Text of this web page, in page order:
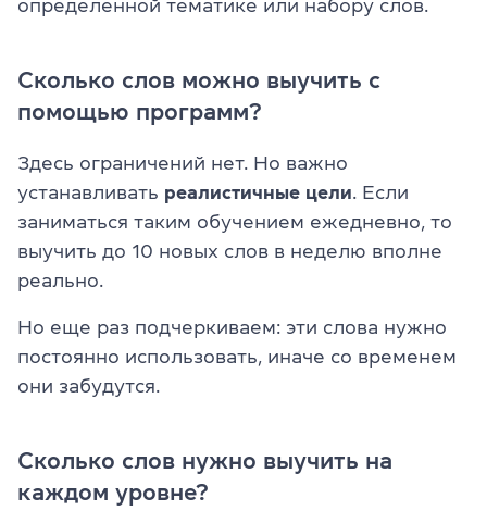
определенной тематике или набору слов.
Сколько слов можно выучить с
помощью программ?
Здесь ограничений нет. Но важно
устанавливать реалистичные цели. Если
заниматься таким обучением ежедневно, то
выучить до 10 новых слов в неделю вполне
реально.
Но еще раз подчеркиваем: эти слова нужно
постоянно использовать, иначе со временем
они забудутся.
Сколько слов нужно выучить на
каждом уровне?